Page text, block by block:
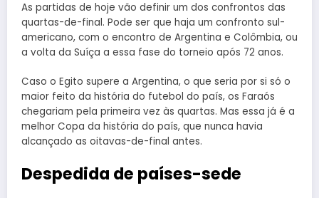
As partidas de hoje vão definir um dos confrontos das
quartas-de-final. Pode ser que haja um confronto sul-
americano, com o encontro de Argentina e Colômbia, ou
a volta da Suíça a essa fase do torneio após 72 anos.
Caso o Egito supere a Argentina, o que seria por si só o
maior feito da história do futebol do país, os Faraós
chegariam pela primeira vez às quartas. Mas essa já é a
melhor Copa da história do país, que nunca havia
alcançado as oitavas-de-final antes.
Despedida de países-sede